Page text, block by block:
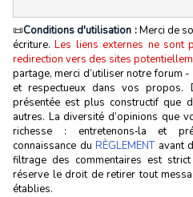
📜Conditions d'utilisation :Merci de
écriture.Les liens externes ne sont
redirection vers des sites
partage, merci d’utiliser notre forum
et respectueux dans vos propos.
présentée est plus constructif que
autres. La diversité d’opinions que
richesse : entretenons‑la et
connaissance du RÈGLEMENTavant
filtrage des commentaires est
réserve le droit de retirer tout
établies.